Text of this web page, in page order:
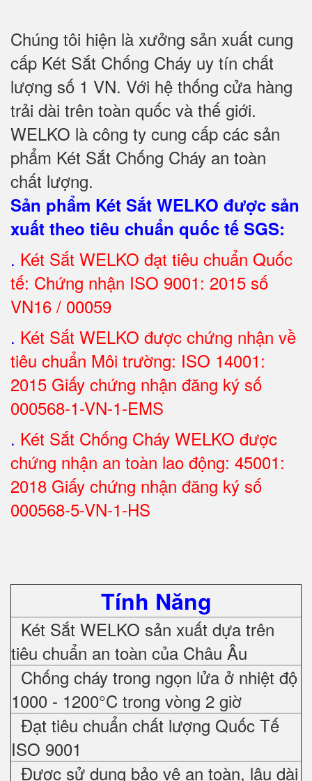
Chúng tôi hiện là xưởng sản xuất cung
cấp Két Sắt Chống Cháy uy tín chất
lượng số 1 VN. Với hệ thống cửa hàng
trải dài trên toàn quốc và thế giới.
WELKO là công ty cung cấp các sản
phẩm Két Sắt Chống Cháy an toàn
chất lượng.
Sản phẩm Két Sắt WELKO được sản
xuất theo tiêu chuẩn quốc tế SGS:
. Két Sắt WELKO đạt tiêu chuẩn Quốc
tế: Chứng nhận ISO 9001: 2015 số
VN16 / 00059
. Két Sắt WELKO được chứng nhận về
tiêu chuẩn Môi trường: ISO 14001:
2015 Giấy chứng nhận đăng ký số
000568-1-VN-1-EMS
. Két Sắt Chống Cháy WELKO được
chứng nhận an toàn lao động: 45001:
2018 Giấy chứng nhận đăng ký số
000568-5-VN-1-HS
Tính Năng
Két Sắt WELKO sản xuất dựa trên
tiêu chuẩn an toàn của Châu Âu
Chống cháy trong ngọn lửa ở nhiệt độ
1000 - 1200°C trong vòng 2 giờ
Đạt tiêu chuẩn chất lượng Quốc Tế
ISO 9001
Được sử dụng bảo vệ an toàn, lâu dài